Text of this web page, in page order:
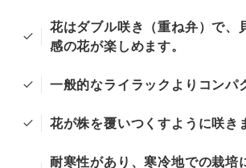
花はダブル咲き（重ね弁）で、
感の花が楽しめます。
一般的なライラックよりコンパ
花が株を覆いつくすように咲き
耐寒性があり、寒冷地での栽培